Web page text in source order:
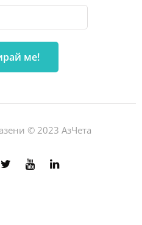
© 2023 АзЧета